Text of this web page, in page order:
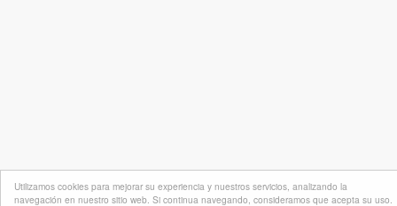
Utilizamos cookies para mejorar su experiencia y nuestros servicios, analizando la
navegación en nuestro sitio web. Si continua navegando, consideramos que acepta su uso.